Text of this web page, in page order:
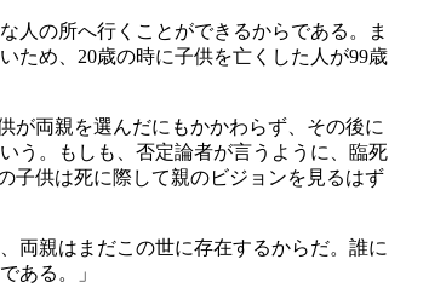
人の所へ行くことができるからである。ま
ため、20歳の時に子供を亡くした人が99歳
が両親を選んだにもかかわらず、その後に
う。もしも、否定論者が言うように、臨死
子供は死に際して親のビジョンを見るはず
両親はまだこの世に存在するからだ。誰に
ある。」